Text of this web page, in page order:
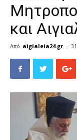
και
Από aigialeia24.gr -